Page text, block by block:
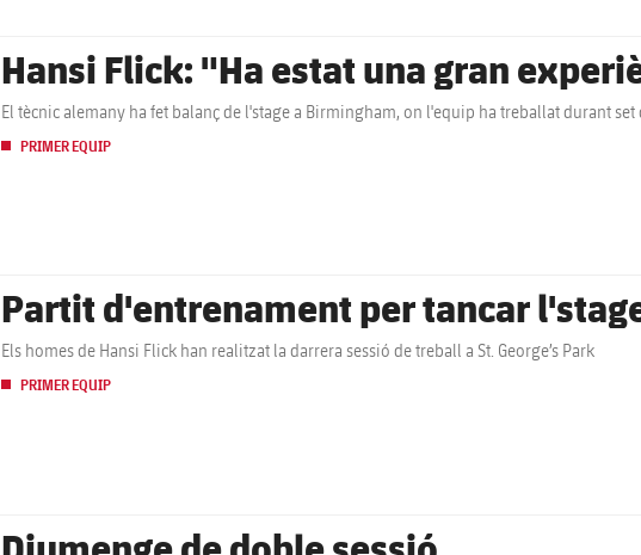
Hansi Flick: "Ha estat una gran
El tècnic alemany ha fet balanç de l'stage a Birmingham, on l'equip ha treballat durant set
PRIMER EQUIP
Partit d'entrenament per tancar
Els homes de Hansi Flick han realitzat la darrera sessió de treball a St. George’s Park
PRIMER EQUIP